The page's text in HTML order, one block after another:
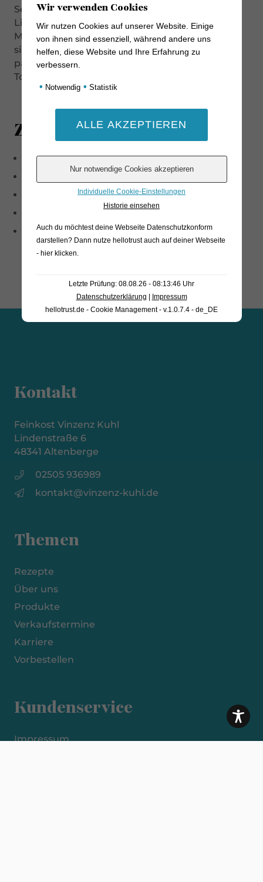
Seit Tim Mälzer sie als eines seiner
Lieblingsprodukte entdeckte, ist sie in aller
Munde, die herrlich sahnige Burrata. Man kann
sie halbiert kalt oder lauwarm servieren. Dazu
passen ein fruchtiger Weisswein, geschmorte
Tomaten, San Daniele Schinken und Salat.
Zutaten
Kuhmilch
Milchsäurebakterien
Kontakt
Feinkost Vinzenz Kuhl
Lindenstraße 6
48341 Altenberge
02505 936989
kontakt@vinzenz-kuhl.de
Themen
Rezepte
Über uns
Produkte
Verkaufstermine
Karriere
Vorbestellen
Kundenservice
Impressum
Wir verwenden Cookies
Wir nutzen Cookies auf unserer Website. Einige
von ihnen sind essenziell, während andere uns
helfen, diese Website und Ihre Erfahrung zu
verbessern.
• Notwendig • Statistik
Individuelle Cookie-Einstellungen
Historie einsehen
Auch du möchtest deine Webseite Datenschutzkonform
darstellen? Dann nutze hellotrust auch auf deiner Webseite
- hier klicken.
Letzte Prüfung: 08.08.26 - 08:13:46 Uhr
Datenschutzerklärung | Impressum
hellotrust.de - Cookie Management - v.1.0.7.4 - de_DE